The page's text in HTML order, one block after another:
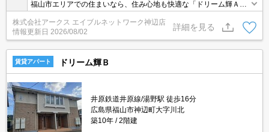
福山市エリアでの住まいなら、住み心地も快適な「ドリーム輝Ａ」
した設備を備え付けています。バルコニー付きのアパートです。バ
スルームとトイレが分かれています。2人暮らしをする際は、ゆと
りある間取りの2DKはいかがでしょうか。
株式会社アークス エイブルネットワーク神辺店
情報更新日 2026/08/02
詳細を見る
賃貸アパート ドリーム輝Ｂ
井原鉄道井原線/湯野駅 徒歩16分
広島県福山市神辺町大字川北
築10年
2階建